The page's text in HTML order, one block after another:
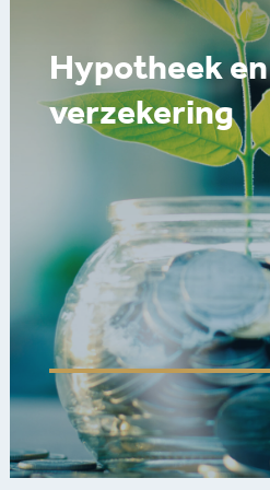
Hypotheek en
verzekering